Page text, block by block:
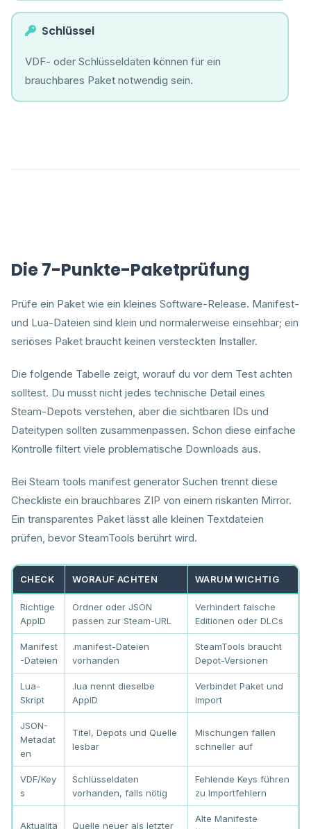
Schlüssel
VDF- oder Schlüsseldaten können für ein
brauchbares Paket notwendig sein.
Die 7-Punkte-Paketprüfung
Prüfe ein Paket wie ein kleines Software-Release. Manifest-
und Lua-Dateien sind klein und normalerweise einsehbar; ein
seriöses Paket braucht keinen versteckten Installer.
Die folgende Tabelle zeigt, worauf du vor dem Test achten
solltest. Du musst nicht jedes technische Detail eines
Steam-Depots verstehen, aber die sichtbaren IDs und
Dateitypen sollten zusammenpassen. Schon diese einfache
Kontrolle filtert viele problematische Downloads aus.
Bei Steam tools manifest generator Suchen trennt diese
Checkliste ein brauchbares ZIP von einem riskanten Mirror.
Ein transparentes Paket lässt alle kleinen Textdateien
prüfen, bevor SteamTools berührt wird.
CHECK WORAUF ACHTEN WARUM WICHTIG
Richtige
AppID
Ordner oder JSON
passen zur Steam-URL
Verhindert falsche
Editionen oder DLCs
Manifest
-Dateien
.manifest-Dateien
vorhanden
SteamTools braucht
Depot-Versionen
Lua-
Skript
.lua nennt dieselbe
AppID
Verbindet Paket und
Import
JSON-
Metadat
en
Titel, Depots und Quelle
lesbar
Mischungen fallen
schneller auf
VDF/Key
s
Schlüsseldaten
vorhanden, falls nötig
Fehlende Keys führen
zu Importfehlern
Aktualitä
Quelle neuer als letzter
Alte Manifeste